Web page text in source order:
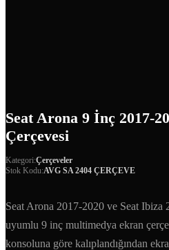
Seat Arona 9 İnç 2017-
Çerçevesi
Kategori:Çerçeveler
Stok Kodu:AVG SA 2404 ÇERÇEVE
Seat Arona 2017-2020 ve Seat
uyumlu 9 inç multimedya ekran
konsoluna göre kalıplandığından